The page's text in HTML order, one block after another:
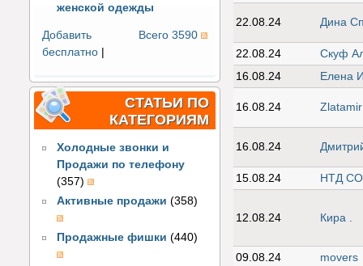
женской одежды
Всего 3590
Добавить
бесплатно |
СТАТЬИ ПО
КАТЕГОРИЯМ
Холодные звонки и
Продажи по телефону
(357)
Активные продажи (358)
Продажные фишки (440)
22.08.24 Дина
22.08.24
Скуф
16.08.24
Елена
16.08.24
16.08.24
15.08.24 НТД
12.08.24 Кира .
09.08.24 movers